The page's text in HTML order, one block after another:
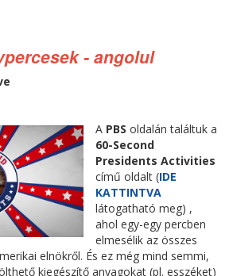
- angolul
A PBS oldalán találtuk a
60-Second
Presidents Activities
című oldalt (IDE
KATTINTVA
látogatható meg) ,
ahol egy-egy percben
elmesélik az összes
elnökről. És ez még mind semmi,
kiegészítő anyagokat (pl. esszéket)